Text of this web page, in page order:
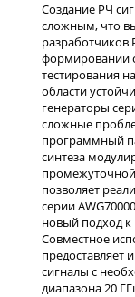
Создание РЧ
сложным, что
разработчиков
формировании
тестирования
области
генераторы
сложные
программный
синтеза
позволяет
серии
новый подход
Совместное
предоставляет
сигналы с
диапазона 20